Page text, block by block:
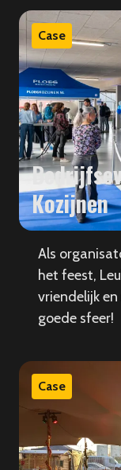
Case
Kozijnen
Als
het feest,
vriendelijk
goede sfeer!
Case